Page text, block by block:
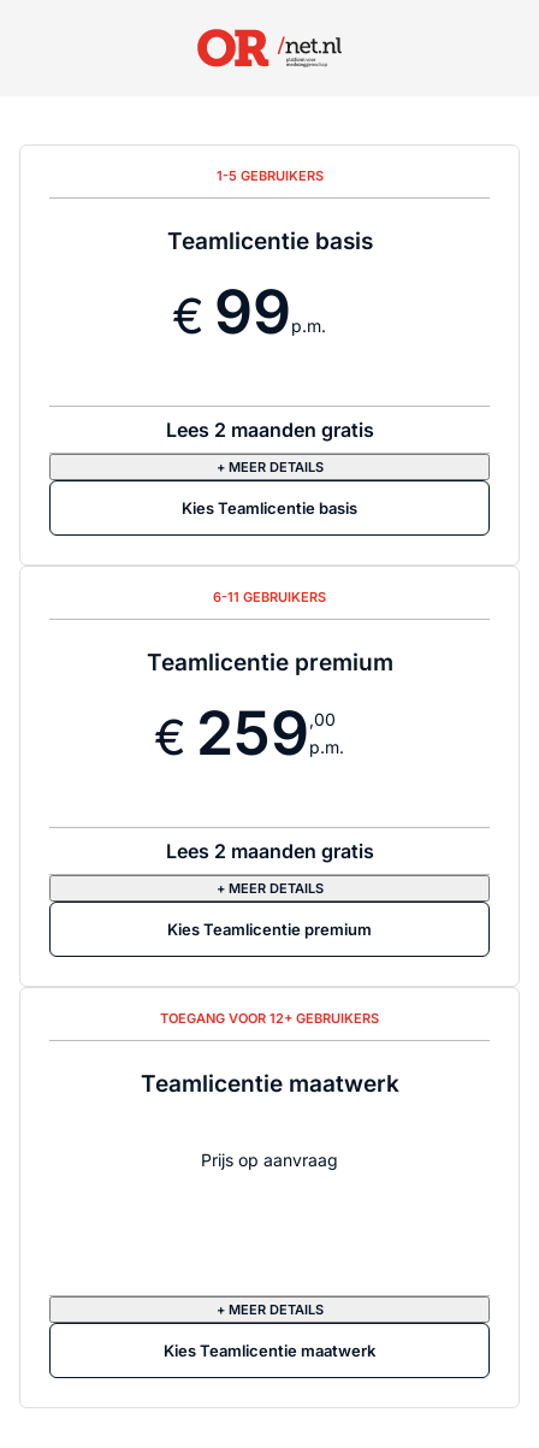
1-5 GEBRUIKERS
Teamlicentie basis
99p.m.
Lees 2 maanden gratis
+ MEER DETAILS
Kies Teamlicentie basis
6-11 GEBRUIKERS
Teamlicentie premium
259,00
p.m.
Lees 2 maanden gratis
+ MEER DETAILS
Kies Teamlicentie premium
TOEGANG VOOR 12+ GEBRUIKERS
Teamlicentie maatwerk
Prijs op aanvraag
+ MEER DETAILS
Kies Teamlicentie maatwerk